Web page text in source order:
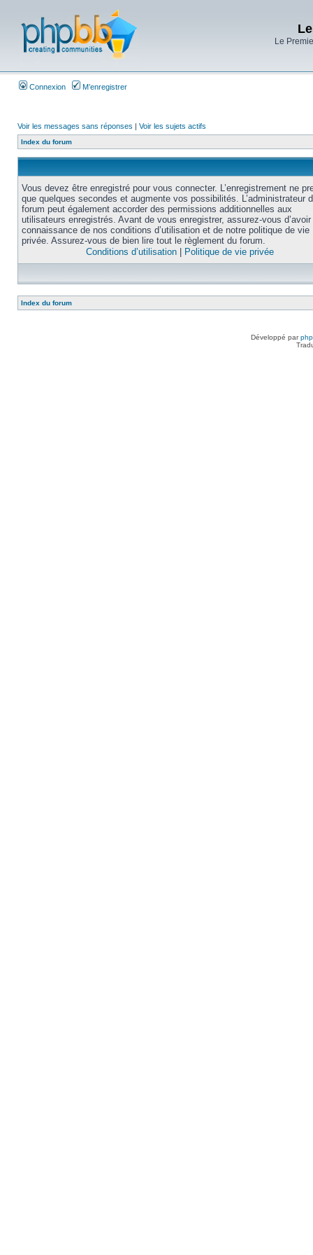
Le
Connexion M’enregistrer
Voir les messages sans réponses | Voir les sujets actifs
Index du forum
Vous devez être enregistré pour vous connecter. L’enregistrement ne
que quelques secondes et augmente vos possibilités. L’administrateur
forum peut également accorder des permissions additionnelles aux
utilisateurs enregistrés. Avant de vous enregistrer, assurez-vous
connaissance de nos conditions d’utilisation et de notre politique de vie
privée. Assurez-vous de bien lire tout le règlement du forum.
Conditions d’utilisation
Politique de vie privée
Index du forum
Développé par